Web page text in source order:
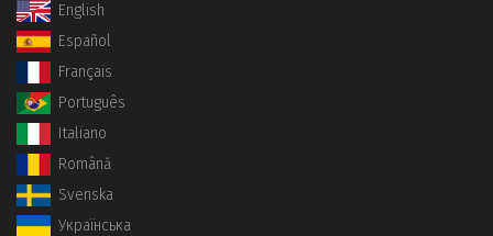
English
Español
Français
Português
Italiano
Română
Svenska
Українська